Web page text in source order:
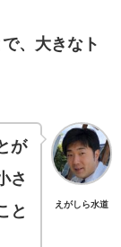
、大きなト
えがしら水道
が
さ
と